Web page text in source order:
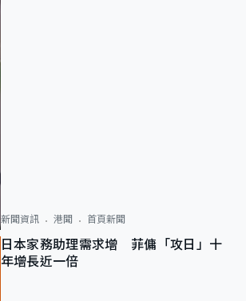
新聞資訊 港聞 首頁新聞
日本家務助理需求增 菲傭「攻日」十
年增長近一倍